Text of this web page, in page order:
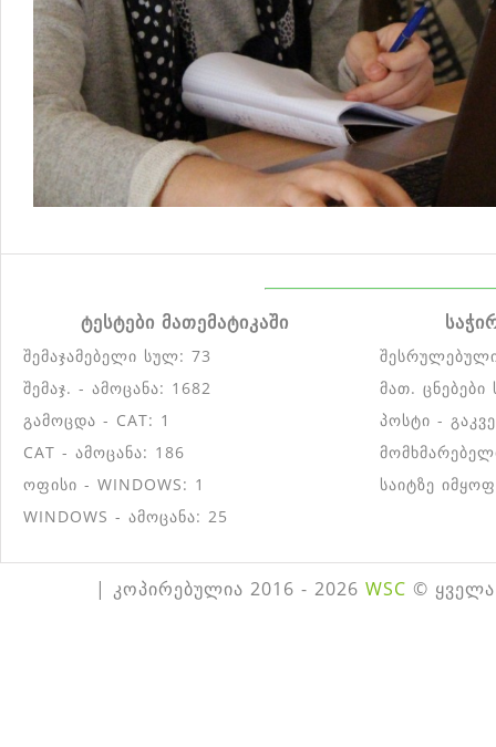
ტესტები მათემატიკაში
შემაჯამებელი სულ: 73
შემაჯ. - ამოცანა: 1682
გამოცდა - CAT: 1
CAT - ამოცანა: 186
ოფისი - WINDOWS: 1
WINDOWS - ამოცანა: 25
მათ.
პოსტი -
საიტზე
| კოპირებულია 2016 - 2026 WSC ©